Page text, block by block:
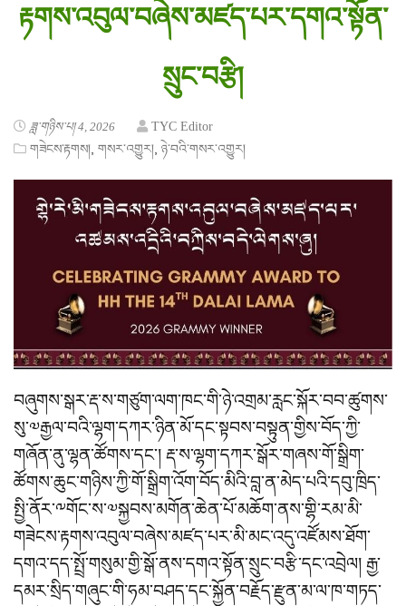
རྟགས་འབུལ་བཞེས་མཛད་པར་དགའ་སྟོན་
སྲུང་བརྩི།
ཟླ་གཉིས་པ། 4, 2026
TYC Editor
གཟེངས་རྟགས། གསར་འགྱུར། ཉེ་བའི་གསར་འགྱུར།
བཞུགས་སྒར་རྡ་ས་གཙུག་ལག་ཁང་གི་ཉེ་འགྲམ་རླང་སྐོར་བབ་ཚུགས་
སུ་༧རྒྱལ་བའི་ལྷག་དཀར་ཉིན་མོ་དང་སྟབས་བསྟུན་གྱིས་བོད་ཀྱི་
གཞོན་ནུ་ལྷན་ཚོགས་དང་། རྡ་ས་ལྷག་དཀར་སྒོར་གཞས་གོ་སྒྲིག་
ཚོགས་ཆུང་གཉིས་ཀྱི་གོ་སྒྲིག་འོག་བོད་མིའི་བླ་ན་མེད་པའི་དབུ་ཁྲིད་
སྤྱི་ནོར་༸གོང་ས་༧སྐྱབས་མགོན་ཆེན་པོ་མཆོག་ནས་གྷི་རམ་མི་
གཟེངས་རྟགས་འབུལ་བཞེས་མཛད་པར་མི་མང་འདུ་འཛོམས་ཐོག་
དགའ་དད་སྤྲོ་གསུམ་གྱི་སྒོ་ནས་དགའ་སྟོན་སྲུང་བརྩི་དང་འབྲེལ། རྒྱ་
དམར་སྲིད་གཞུང་གི་ཧམ་བཤད་དང་སྐྱོན་བརྗོད་རྫུན་མ་ལ་ཁ་གཏད་